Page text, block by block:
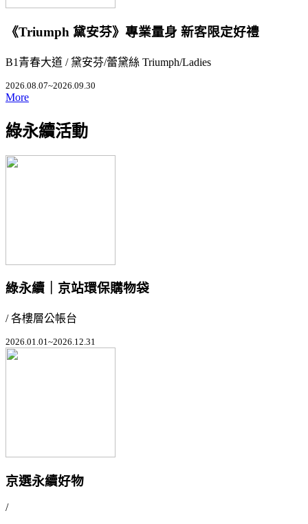
《Triumph 黛安芬》專業量身 新客限定好禮
B1青春大道 / 黛安芬/蕾黛絲 Triumph/Ladies
2026.08.07~2026.09.30
More
綠永續活動
綠永續｜京站環保購物袋
/ 各樓層公帳台
2026.01.01~2026.12.31
京選永續好物
/